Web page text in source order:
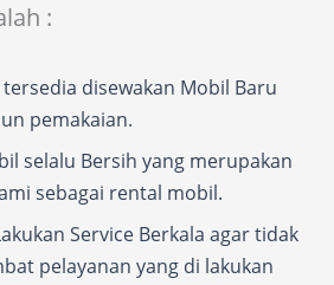
:
disewakan Mobil Baru
pemakaian.
selalu Bersih yang merupakan
sebagai rental mobil.
Service Berkala agar tidak
pelayanan yang di lakukan